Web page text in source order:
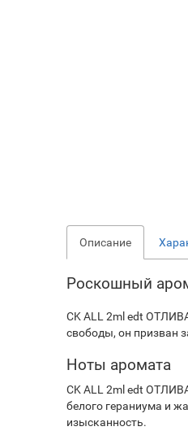
Описание
Роскошный
CK ALL 2ml edt
свободы, он призван
Ноты аромата
CK ALL 2ml edt
белого гераниума и
изысканность.